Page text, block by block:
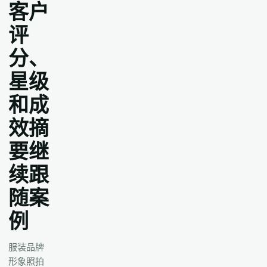
客户
评
分、
星级
和成
效摘
要继
续跟
随案
例
服装品牌
形象照拍